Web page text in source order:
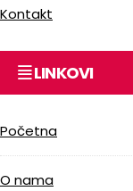
Kontakt
LINKOVI
Početna
O nama